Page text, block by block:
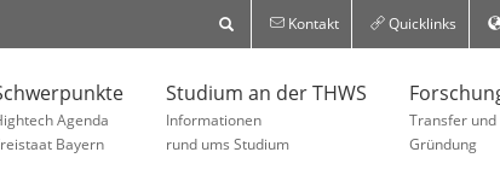
Kontakt Quicklinks
Agenda
Bayern
Studium an der THWS
Informationen
rund ums Studium
Transfer und
Gründung